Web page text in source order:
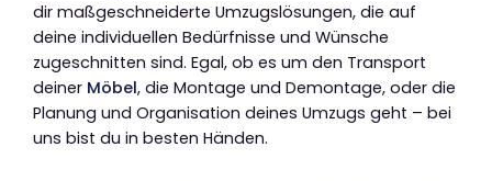
dir maßgeschneiderte Umzugslösungen, die auf
deine individuellen Bedürfnisse und Wünsche
zugeschnitten sind. Egal, ob es um den Transport
deiner Möbel, die Montage und Demontage, oder die
Planung und Organisation deines Umzugs geht – bei
uns bist du in besten Händen.